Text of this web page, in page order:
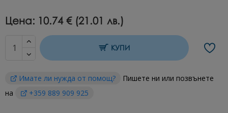
Цена: 10.74 € (21.01 лв.)
КУПИ
Имате ли нужда от помощ?
Пишете ни или позвънете
на
+359 889 909 925